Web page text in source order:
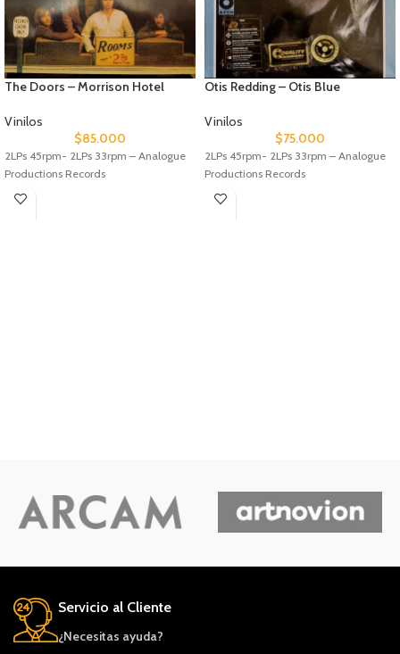
The Doors – Morrison Hotel
Vinilos
$85.000
2LPs 45rpm- 2LPs 33rpm – Analogue
Productions Records
Otis Redding – Otis Blue
Vinilos
$75.000
2LPs 45rpm- 2LPs 33rpm – Analogue
Productions Records
Servicio al Cliente
¿Necesitas ayuda?